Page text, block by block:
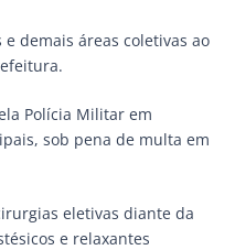
demais áreas coletivas ao
Polícia Militar em
sob pena de multa em
eletivas diante da
e relaxantes